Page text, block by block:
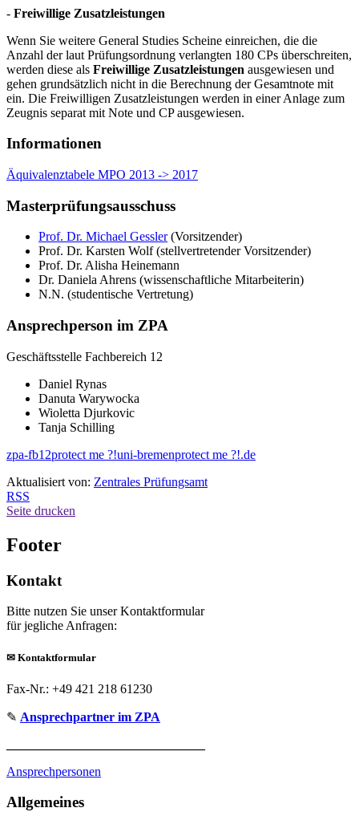
- Freiwillige Zusatzleistungen
Wenn Sie weitere General Studies Scheine einreichen, die die
Anzahl der laut Prüfungsordnung verlangten 180 CPs überschreiten,
werden diese als Freiwillige Zusatzleistungen ausgewiesen und
gehen grundsätzlich nicht in die Berechnung der Gesamtnote mit
ein. Die Freiwilligen Zusatzleistungen werden in einer Anlage zum
Zeugnis separat mit Note und CP ausgewiesen.
Informationen
Äquivalenztabele MPO 2013 -> 2017
Masterprüfungsausschuss
Prof. Dr. Michael Gessler(Vorsitzender)
Prof. Dr. Karsten Wolf (stellvertretender Vorsitzender)
Prof. Dr. Alisha Heinemann
Dr. Daniela Ahrens (wissenschaftliche Mitarbeiterin)
N.N. (studentische Vertretung)
Ansprechperson im ZPA
Geschäftsstelle Fachbereich 12
Daniel Rynas
Danuta Warywocka
Wioletta Djurkovic
Tanja Schilling
zpa-fb12protect me ?!uni-bremenprotect me ?!.de
Aktualisiert von: Zentrales Prüfungsamt
RSS
Seite drucken
Footer
Kontakt
Bitte nutzen Sie unser Kontaktformular
für jegliche Anfragen:
✉ Kontaktformular
Fax-Nr.: +49 421 218 61230
✎ Ansprechpartner im ZPA
Ansprechpersonen
Allgemeines